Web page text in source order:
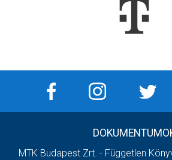
MTK Budapest Zrt. - Független